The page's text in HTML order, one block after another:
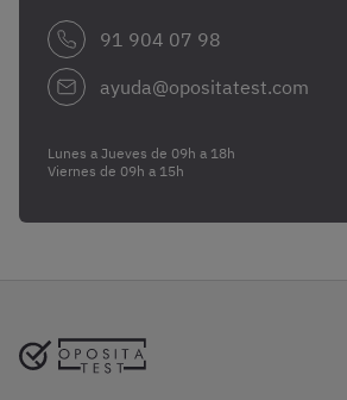
91 904 07 98
ayuda@opositatest.com
Lunes a Jueves de 09h a 18h
Viernes de 09h a 15h